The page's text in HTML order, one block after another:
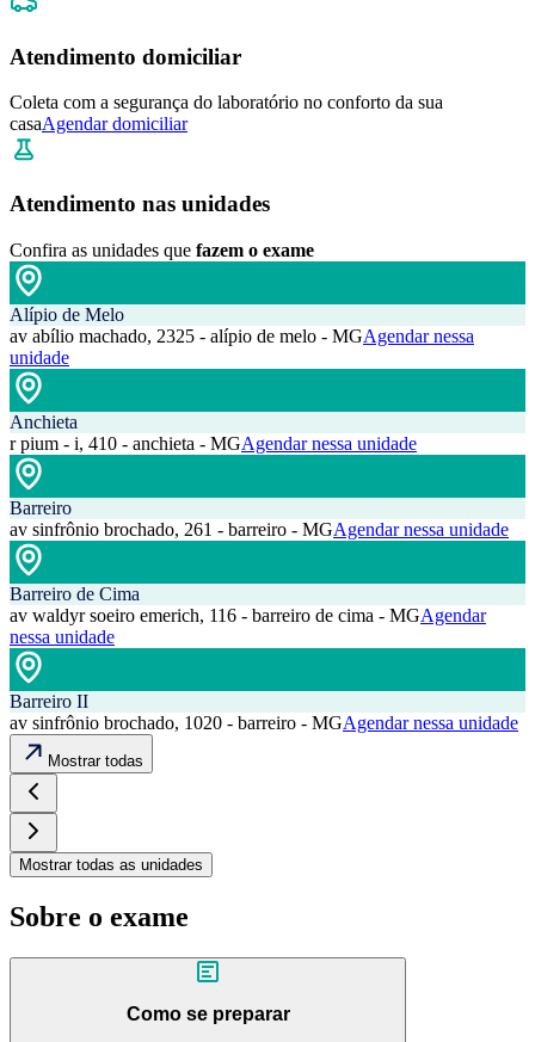
Atendimento domiciliar
Coleta com a segurança do laboratório no conforto da sua
casaAgendar domiciliar
Atendimento nas unidades
Confira as unidades que fazem o exame
Alípio de Melo
av abílio machado, 2325 - alípio de melo - MGAgendar nessa
unidade
Anchieta
r pium - i, 410 - anchieta - MGAgendar nessa unidade
Barreiro
av sinfrônio brochado, 261 - barreiro - MGAgendar nessa unidade
Barreiro de Cima
av waldyr soeiro emerich, 116 - barreiro de cima - MGAgendar
nessa unidade
Barreiro II
av sinfrônio brochado, 1020 - barreiro - MGAgendar nessa unidade
Mostrar todas
Mostrar todas as unidades
Sobre o exame
Como se preparar